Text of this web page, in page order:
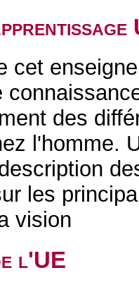
cet
des
l'homme.
les
vision
l'UE